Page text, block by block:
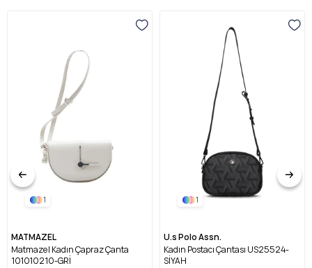
1
MATMAZEL
Matmazel Kadın Çapraz Çanta
101010210-GRİ
1
U.s Polo Assn.
Kadın Postacı Çantası US25524-
SİYAH